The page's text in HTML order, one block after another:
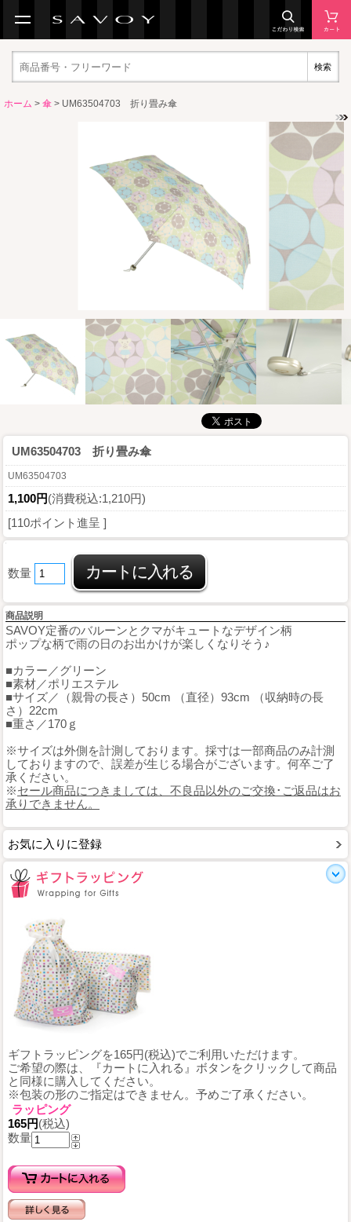
検索
ホーム > 傘 > UM63504703 折り畳み傘
UM63504703 折り畳み傘
UM63504703
1,100円(消費税込:1,210円)
[110ポイント進呈 ]
数量
商品説明
SAVOY定番のバルーンとクマがキュートなデザイン柄
ポップな柄で雨の日のお出かけが楽しくなりそう♪
■カラー／グリーン
■素材／ポリエステル
■サイズ／（親骨の長さ）50cm （直径）93cm （収納時の長
さ）22cm
■重さ／170ｇ
※サイズは外側を計測しております。採寸は一部商品のみ計測
しておりますので、誤差が生じる場合がございます。何卒ご了
承ください。
※セール商品につきましては、不良品以外のご交換･ご返品はお
承りできません。
お気に入りに登録
ギフトラッピングを165円(税込)でご利用いただけます。
ご希望の際は、『カートに入れる』ボタンをクリックして商品
と同様に購入してください。
※包装の形のご指定はできません。予めご了承ください。
ラッピング
165円(税込)
数量